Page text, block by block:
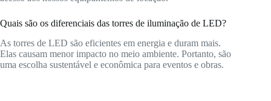
Quais são os diferenciais das torres de iluminação de LED?
As torres de LED são eficientes em energia e duram mais.
Elas causam menor impacto no meio ambiente. Portanto, são
uma escolha sustentável e econômica para eventos e obras.